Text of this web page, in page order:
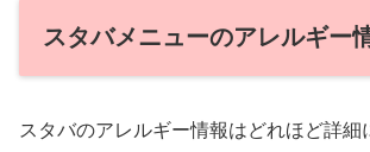
スタバメニューのアレルギー
スタバのアレルギー情報はどれほど詳細